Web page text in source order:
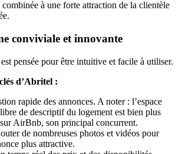
à une forte attraction de la clientèle
conviviale et innovante
pensée pour être intuitive et facile à utiliser.
d’Abritel :
rapide des annonces. A noter : l’espace
de descriptif du logement est bien plus
AirBnb, son principal concurrent.
de nombreuses photos et vidéos pour
plus attractive.